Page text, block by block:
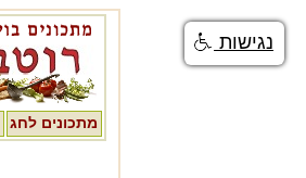
מתכונים לחג
נגישות